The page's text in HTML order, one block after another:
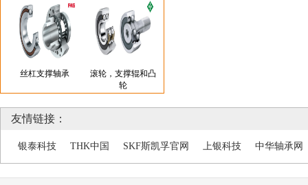
丝杠支撑轴承
滚轮，支撑辊和凸
轮
友情链接：
银泰科技 THK中国 SKF斯凯孚官网 上银科技 中华轴承网